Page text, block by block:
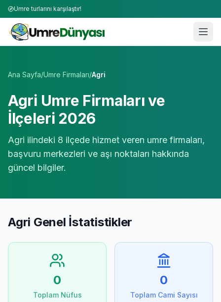
Umre turlarını karşılaştır!
Ana Sayfa/Umre Firmaları/Agri
Agri Umre Firmaları ve
İlçeleri 2026
Agri ilindeki 8 ilçede hizmet veren umre firmaları,
başvuru merkezleri ve aşı noktaları hakkında
güncel bilgiler.
Agri Genel İstatistikler
0
Toplam Nüfus
0
Toplam Cami Sayısı